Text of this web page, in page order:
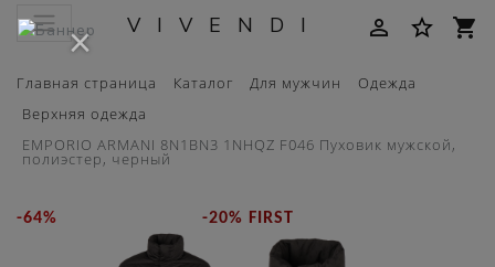
VIVENDI person_outline star_border shopping_cart
Главная страница Каталог Для мужчин
Одежда
Верхняя одежда
EMPORIO ARMANI 8N1BN3 1NHQZ F046 Пуховик мужской,
полиэстер, черный
-64% -20% FIRST
×